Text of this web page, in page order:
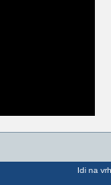
Idi na vrh